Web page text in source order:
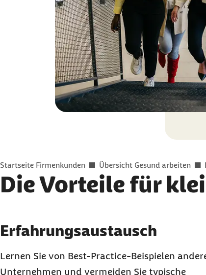
Sie befinden sich hier:
Startseite Firmenkunden Übersicht Gesund arbeiten
Die Vorteile für
Karussell mit 3 Elementen
Element 1 von 3
Erfahrungsaustausch
Lernen Sie von Best-Practice-Beispielen
Unternehmen und vermeiden Sie typische